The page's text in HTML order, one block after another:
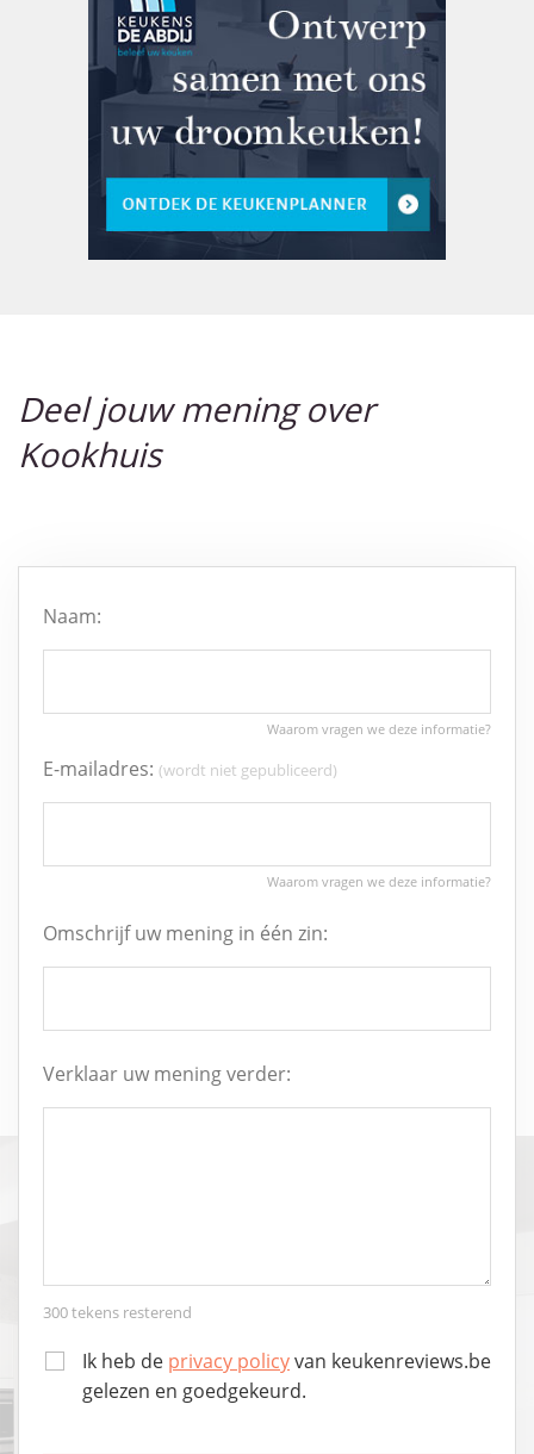
Deel jouw mening over
Kookhuis
Naam:
E-mailadres: (wordt niet gepubliceerd)
Omschrijf uw mening in één zin:
Verklaar uw mening verder:
300tekens resterend
Ik heb de privacy policyvan keukenreviews.be
gelezen en goedgekeurd.